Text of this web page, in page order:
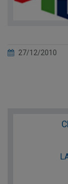
27/12/2010